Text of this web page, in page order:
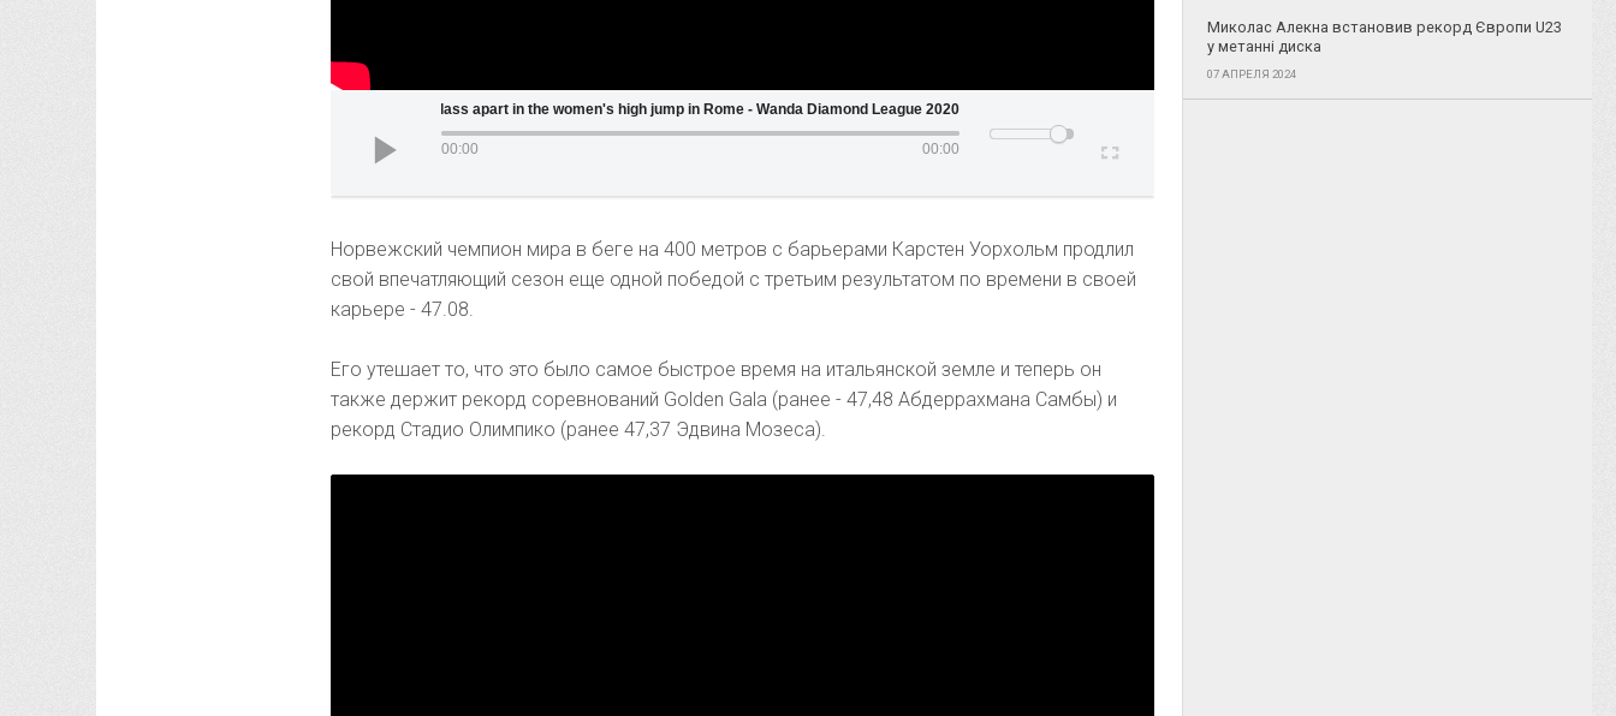
Yuliya Levchenko a class apart in the women's high jump in Rome - Wanda Diamond League 2020
00:00 00:00
Норвежский чемпион мира в беге на 400 метров с барьерами Карстен Уорхольм продлил
свой впечатляющий сезон еще одной победой с третьим результатом по времени в своей
карьере - 47.08.
Его утешает то, что это было самое быстрое время на итальянской земле и теперь он
также держит рекорд соревнований Golden Gala (ранее - 47,48 Абдеррахмана Самбы) и
рекорд Стадио Олимпико (ранее 47,37 Эдвина Мозеса).
Миколас Алекна встановив рекорд Європи U23
у метанні диска
07 АПРЕЛЯ 2024